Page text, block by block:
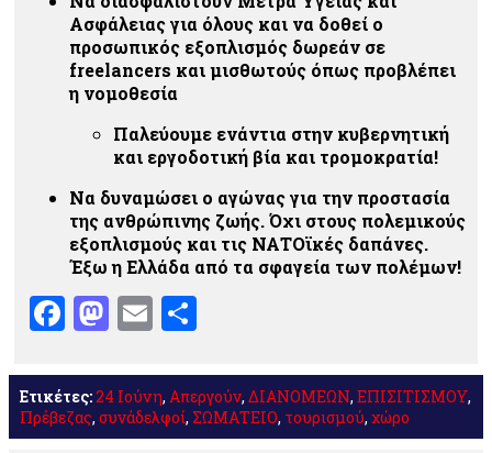
Ασφάλειας για όλους και να δοθεί ο
προσωπικός εξοπλισμός δωρεάν σε
freelancers και μισθωτούς όπως προβλέπει
η νομοθεσία
Παλεύουμε ενάντια στην κυβερνητική
και εργοδοτική βία και τρομοκρατία!
Να δυναμώσει ο αγώνας για την προστασία
της ανθρώπινης ζωής. Όχι στους πολεμικούς
εξοπλισμούς και τις ΝΑΤΟϊκές δαπάνες.
Έξω η Ελλάδα από τα σφαγεία των πολέμων!
Facebook
Mastodon
Email
Ετικέτες:24 Ιούνη, Απεργούν, ΔΙΑΝΟΜΕΩΝ, ΕΠΙΣΙΤΙΣΜΟΥ,
Πρέβεζας, συνάδελφοί, ΣΩΜΑΤΕΙΟ, τουρισμού, χώρο